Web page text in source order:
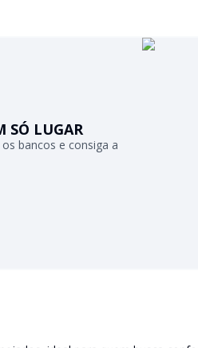
SÓ LUGAR
bancos e consiga a